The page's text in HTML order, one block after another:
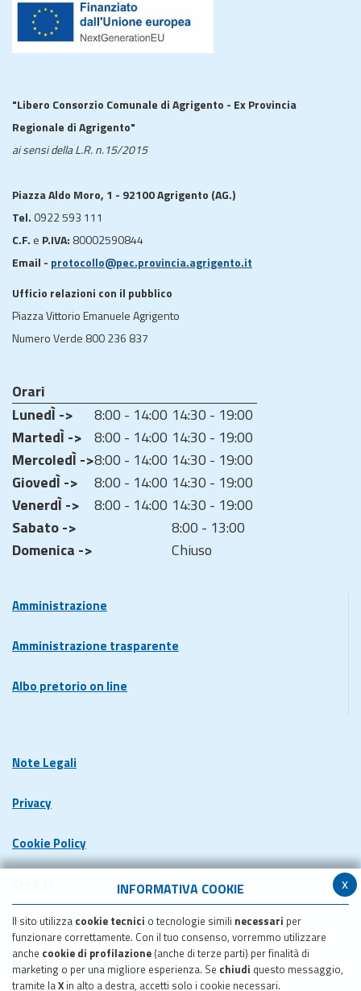
x
INFORMATIVA COOKIE
Il sito utilizza cookie tecnici o tecnologie simili necessari per
funzionare correttamente. Con il tuo consenso, vorremmo utilizzare
anche cookie di profilazione (anche di terze parti) per finalità di
marketing o per una migliore esperienza. Se chiudi questo messaggio,
tramite laX in alto a destra, accetti solo i cookie necessari.
"Libero Consorzio Comunale di Agrigento - Ex Provincia
Regionale di Agrigento"
ai sensi della L.R. n.15/2015
Piazza Aldo Moro, 1 - 92100 Agrigento (AG.)
Tel. 0922 593 111
C.F. e P.IVA: 80002590844
Email - protocollo@pec.provincia.agrigento.it
Ufficio relazioni con il pubblico
Piazza Vittorio Emanuele Agrigento
Numero Verde 800 236 837
Orari
LunedÌ ->
8:00 - 14:00 14:30 - 19:00
MartedÌ -> 8:00 - 14:00 14:30 - 19:00
MercoledÌ ->8:00 - 14:00 14:30 - 19:00
GiovedÌ ->
8:00 - 14:00 14:30 - 19:00
VenerdÌ ->
8:00 - 14:00 14:30 - 19:00
Sabato ->
8:00 - 13:00
Domenica ->
Chiuso
Amministrazione
Amministrazione trasparente
Albo pretorio on line
Note Legali
Privacy
Cookie Policy
Dichiarazione di accessibilita'
Meccanismo di feedback